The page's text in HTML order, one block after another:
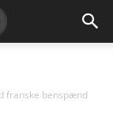
franske benspænd